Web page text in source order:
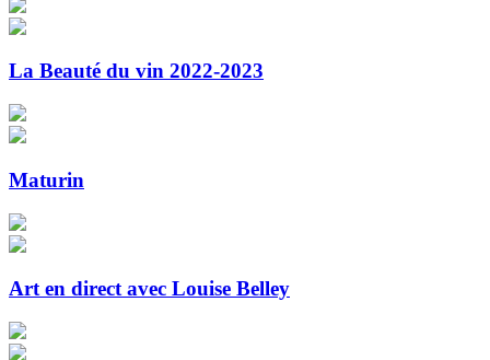
La Beauté du vin 2022-2023
Maturin
Art en direct avec Louise Belley